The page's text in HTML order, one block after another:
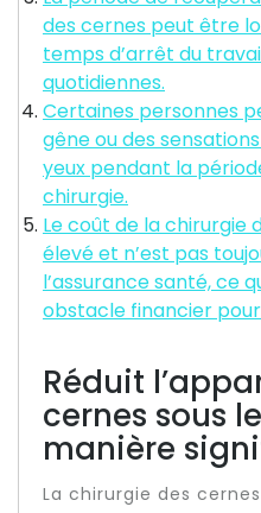
des cernes peut être
temps d’arrêt du
quotidiennes.
Certaines personnes
gêne ou des
yeux pendant la
chirurgie.
Le coût de la chirurgie
élevé et n’est pas
l’assurance santé, ce
obstacle financier
Réduit
cernes sous
manière
La chirurgie des